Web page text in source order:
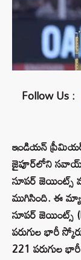
Follow Us :
ఇండియన్
జైపూర్‌లోని
సూపర్ జెయింట్స్
ముగిసింది. ఈ
సూపర్ జెయింట్స్
పరుగుల భారీ
221 పరుగుల